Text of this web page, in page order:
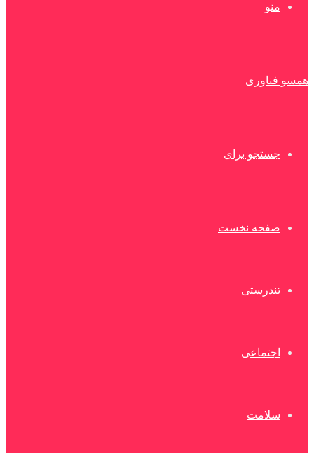
منو
همسو فناوری
جستجو برای
صفحه نخست
تندرستی
اجتماعی
سلامت